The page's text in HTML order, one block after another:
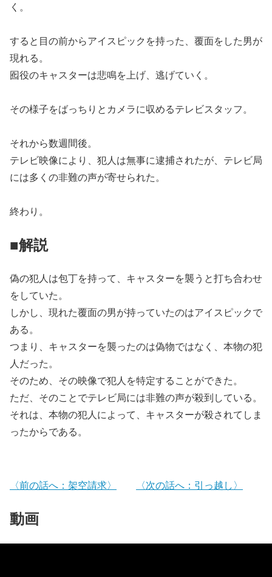
く。
すると目の前からアイスピックを持った、覆面をした男が
現れる。
囮役のキャスターは悲鳴を上げ、逃げていく。
その様子をばっちりとカメラに収めるテレビスタッフ。
それから数週間後。
テレビ映像により、犯人は無事に逮捕されたが、テレビ局
には多くの非難の声が寄せられた。
終わり。
■解説
偽の犯人は包丁を持って、キャスターを襲うと打ち合わせ
をしていた。
しかし、現れた覆面の男が持っていたのはアイスピックで
ある。
つまり、キャスターを襲ったのは偽物ではなく、本物の犯
人だった。
そのため、その映像で犯人を特定することができた。
ただ、そのことでテレビ局には非難の声が殺到している。
それは、本物の犯人によって、キャスターが殺されてしま
ったからである。
〈前の話へ：架空請求〉 〈次の話へ：引っ越し〉
動画